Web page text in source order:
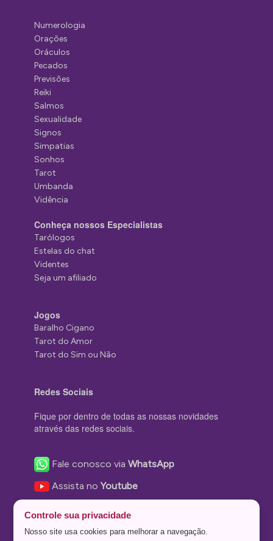
Numerologia
Orações
Oráculos
Pecados
Previsões
Reiki
Salmos
Sexualidade
Signos
Simpatias
Sonhos
Tarot
Umbanda
Vidência
Conheça nossos Especialistas
Tarólogos
Estelas do chat
Videntes
Seja um afiliado
Jogos
Baralho Cigano
Tarot do Amor
Tarot do Sim ou Não
Redes Sociais
Fique por dentro de todas as nossas novidades
através das redes sociais.
Fale conosco viaWhatsApp
Assista noYoutube
Nos siga no Instagram
Controle sua privacidade
Nosso site usa cookies para melhorar a navegação.